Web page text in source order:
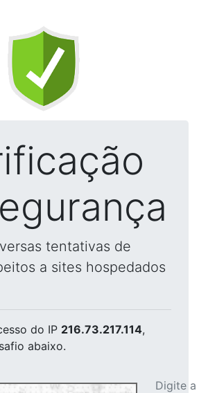
tentativas de
a sites hospedados
do IP 216.73.217.114,
abaixo.
Digite